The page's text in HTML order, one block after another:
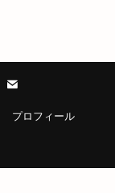
プロフィール